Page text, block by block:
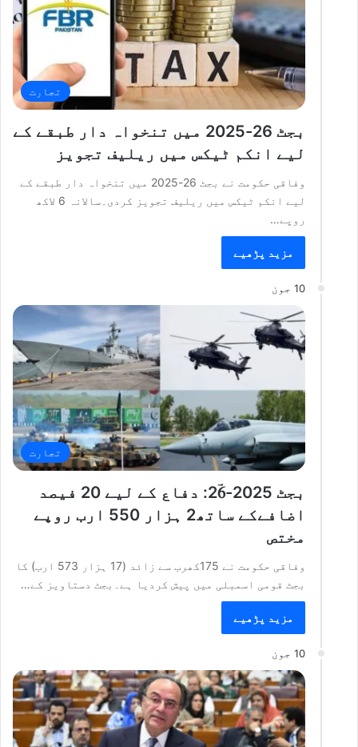
تجارت
بجٹ 26-2025 میں تنخواہ دار طبقے کے
لیے انکم ٹیکس میں ریلیف تجویز
وفاقی حکومت نے بجٹ 26-2025 میں تنخواہ دار طبقے کے
لیے انکم ٹیکس میں ریلیف تجویز کردی۔سالانہ 6 لاکھ
روپے…
مزید پڑھیے
10 جون
تجارت
بجٹ 2025-26ؔ: دفاع کے لیے 20 فیصد
اضافےکے ساتھ2 ہزار 550 ارب روپے
مختص
وفاقی حکومت نے 175کھرب سے زائد (17 ہزار 573 ارب) کا
بجٹ قومی اسمبلی میں پیش کردیا ہے۔بجٹ دستاویز کے…
مزید پڑھیے
10 جون